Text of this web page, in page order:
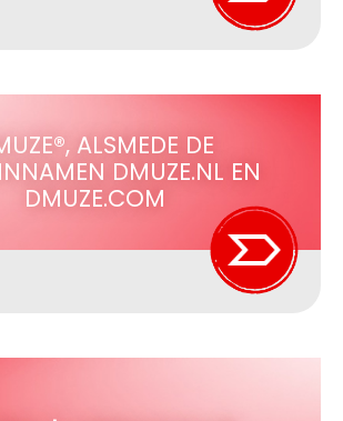
ALSMEDE DE
DMUZE.NL EN
DMUZE.COM